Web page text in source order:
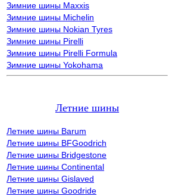
Зимние шины Maxxis
Зимние шины Michelin
Зимние шины Nokian Tyres
Зимние шины Pirelli
Зимние шины Pirelli Formula
Зимние шины Yokohama
Летние шины
Летние шины Barum
Летние шины BFGoodrich
Летние шины Bridgestone
Летние шины Continental
Летние шины Gislaved
Летние шины Goodride